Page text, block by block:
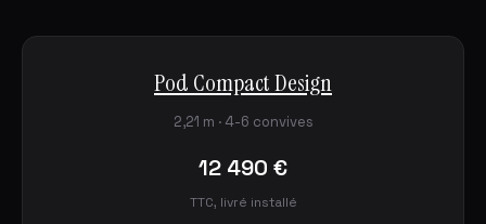
Pod Compact Design
2,21 m · 4-6 convives
12 490 €
TTC, livré installé